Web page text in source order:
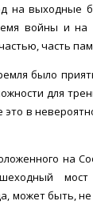
на выходные
войны и на
часть
было
для
это в
на
может быть,